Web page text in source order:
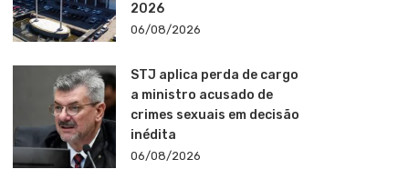
2026
06/08/2026
STJ aplica perda de cargo
a ministro acusado de
crimes sexuais em decisão
inédita
06/08/2026